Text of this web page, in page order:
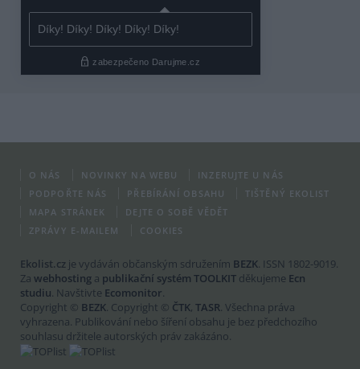
O NÁS NOVINKY NA WEBU
INZERUJTE U NÁS
PODPOŘTE NÁS
PŘEBÍRÁNÍ OBSAHU
TIŠTĚNÝ EKOLIST
MAPA STRÁNEK
DEJTE O SOBĚ VĚDĚT
ZPRÁVY E-MAILEM
COOKIES
Ekolist.cz je vydáván občanským sdružením BEZK. ISSN 1802-9019.
Za webhosting a publikační systém TOOLKIT děkujeme Ecn
studiu. Navštivte Ecomonitor.
Copyright © BEZK. Copyright © ČTK, TASR. Všechna práva
vyhrazena. Publikování nebo šíření obsahu je bez předchozího
souhlasu držitele autorských práv zakázáno.